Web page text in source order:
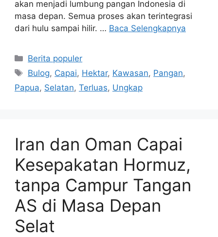
akan menjadi lumbung pangan Indonesia di
masa depan. Semua proses akan terintegrasi
dari hulu sampai hilir. … Baca Selengkapnya
Kategori
Berita populer
Tag
Bulog, Capai, Hektar, Kawasan, Pangan,
Papua, Selatan, Terluas, Ungkap
Iran dan Oman Capai
Kesepakatan Hormuz,
tanpa Campur Tangan
AS di Masa Depan
Selat